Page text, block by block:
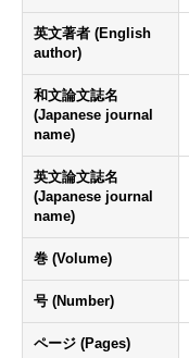
英文著者 (English
author)
和文論文誌名
(Japanese journal
name)
英文論文誌名
(Japanese journal
name)
巻 (Volume)
号 (Number)
ページ (Pages)